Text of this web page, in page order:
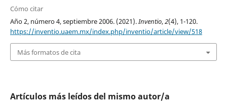
Cómo citar
Año 2, número 4, septiembre 2006. (2021).Inventio,2(4), 1-120.
https://inventio.uaem.mx/index.php/inventio/article/view/518
Más formatos de cita
Artículos más leídos del mismo autor/a